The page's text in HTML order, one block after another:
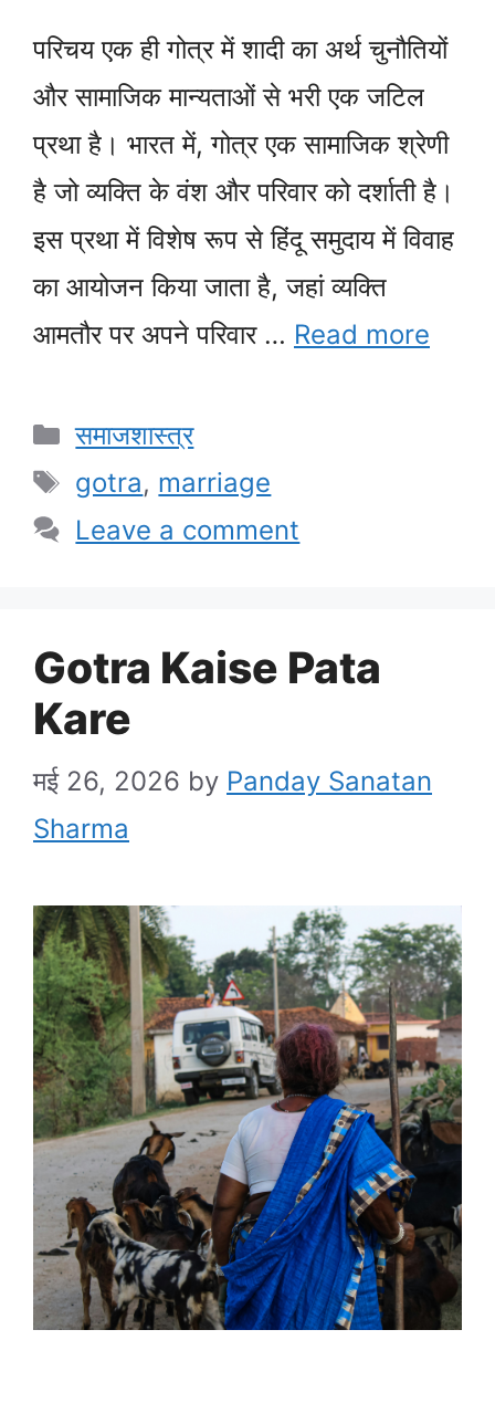
परिचय एक ही गोत्र में शादी का अर्थ चुनौतियों
और सामाजिक मान्यताओं से भरी एक जटिल
प्रथा है। भारत में, गोत्र एक सामाजिक श्रेणी
है जो व्यक्ति के वंश और परिवार को दर्शाती है।
इस प्रथा में विशेष रूप से हिंदू समुदाय में विवाह
का आयोजन किया जाता है, जहां व्यक्ति
आमतौर पर अपने परिवार … Read more
Categories
समाजशास्त्र
Tags
gotra, marriage
Leave a comment
Gotra Kaise Pata
Kare
मई 26, 2026 by Panday Sanatan
Sharma